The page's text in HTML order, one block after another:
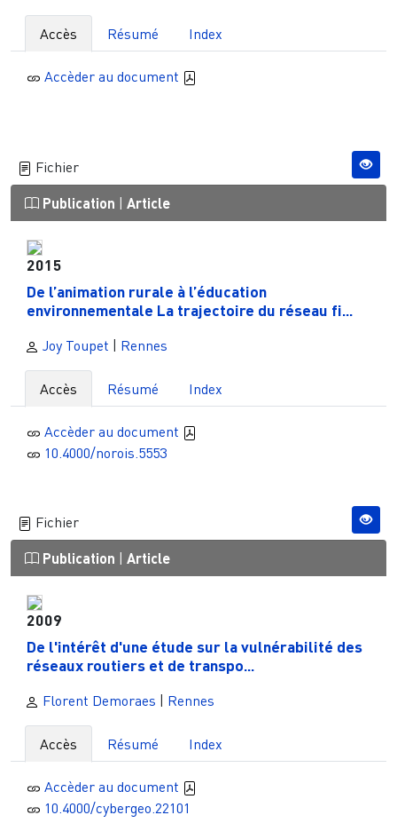
Accès Résumé Index
Accèder au document
Fichier
Publication Article
2015
De l’animation rurale à l’éducation
environnementale La trajectoire du réseau fi...
Joy Toupet Rennes
Accès Résumé Index
Accèder au document
10.4000/norois.5553
Fichier
Publication Article
2009
De l'intérêt d'une étude sur la vulnérabilité des
réseaux routiers et de transpo...
Florent Demoraes Rennes
Accès Résumé Index
Accèder au document
10.4000/cybergeo.22101